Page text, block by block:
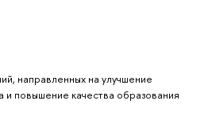
направленных на улучшение
и повышение качества образования